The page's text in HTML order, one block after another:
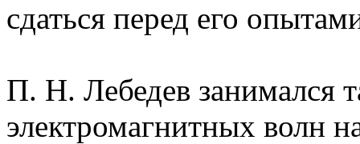
сдаться перед его
П. Н. Лебедев занимался
электромагнитных волн